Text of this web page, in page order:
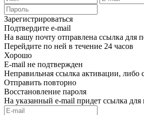
Зарегистрироваться
Подтвердите e-mail
На вашу почту отправлена ссылка для
Перейдите по ней в течение 24 часов
Хорошо
E-mail не подтвержден
Неправильная ссылка активации, либо
Отправить повторно
Восстановление пароля
На указанный e-mail придет ссылка для